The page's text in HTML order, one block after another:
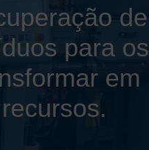
de
para os
em
recursos.